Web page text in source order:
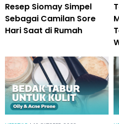
Resep Siomay Simpel
Sebagai Camilan Sore
Hari Saat di Rumah